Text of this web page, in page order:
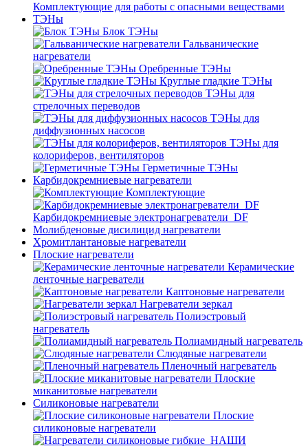
Комплектующие для работы с опасными веществами
ТЭНы
Блок ТЭНы
Гальванические
нагреватели
Оребренные ТЭНы
Круглые гладкие ТЭНы
ТЭНы для
стрелочных переводов
ТЭНы для
диффузионных насосов
ТЭНы для
колориферов, вентиляторов
Герметичные ТЭНы
Карбидокремниевые нагреватели
Комплектующие
Карбидокремниевые электронагреватели_DF
Молибденовые дисилицид нагреватели
Хромитлантановые нагреватели
Плоские нагреватели
Керамические
ленточные нагреватели
Каптоновые нагреватели
Нагреватели зеркал
Полиэстровый
нагреватель
Полиамидный нагреватель
Слюдяные нагреватели
Пленочный нагреватель
Плоские
миканитовые нагреватели
Силиконовые нагреватели
Плоские
силиконовые нагреватели